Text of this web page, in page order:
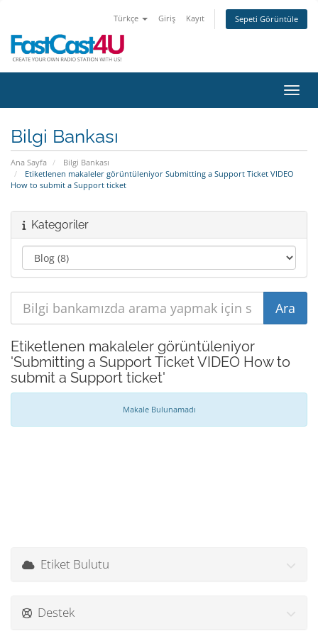
Türkçe Giriş Kayıt Sepeti Görüntüle
Bilgi Bankası
Ana Sayfa
Bilgi Bankası
Etiketlenen makaleler görüntüleniyor Submitting a Support Ticket VIDEO
How to submit a Support ticket
Kategoriler
Etiketlenen makaleler görüntüleniyor
'Submitting a Support Ticket VIDEO How to
submit a Support ticket'
Makale Bulunamadı
Etiket Bulutu
Destek